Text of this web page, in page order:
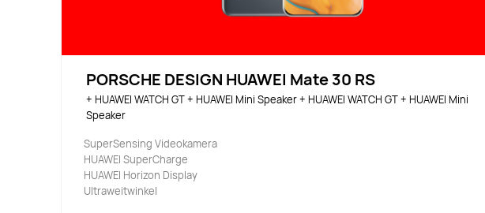
PORSCHE DESIGN HUAWEI Mate 30 RS
+ HUAWEI WATCH GT + HUAWEI Mini Speaker + HUAWEI WATCH GT + HUAWEI Mini
Speaker
SuperSensing Videokamera
HUAWEI SuperCharge
HUAWEI Horizon Display
Ultraweitwinkel